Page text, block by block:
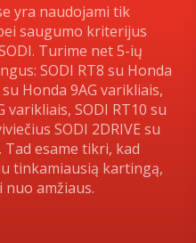
yra naudojami tik
saugumo kriterijus
Turime net 5-ių
SODI RT8 su Honda
Honda 9AG varikliais,
varikliais, SODI RT10 su
SODI 2DRIVE su
Tad esame tikri, kad
tinkamiausią kartingą,
amžiaus.